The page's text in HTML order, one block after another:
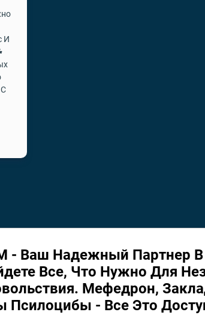
И
- Ваш Надежный Партнер
Все, Что Нужно Для
Мефедрон,
Псилоцибы - Все Это